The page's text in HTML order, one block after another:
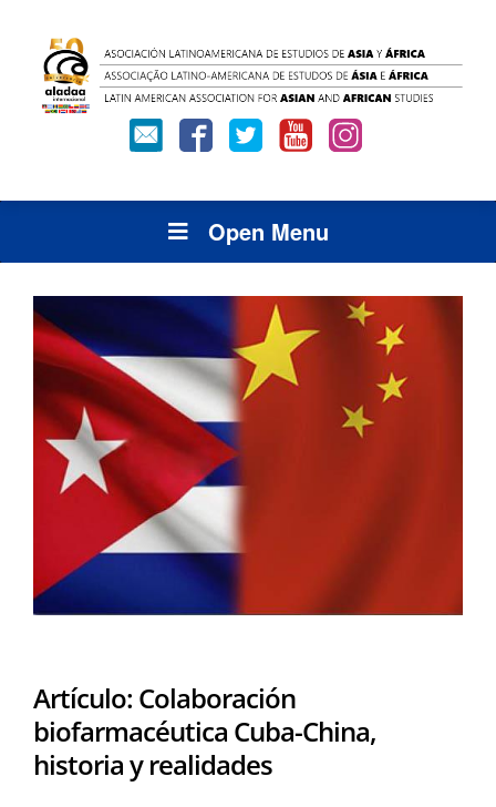
Open Menu
Artículo: Colaboración
biofarmacéutica Cuba-China,
historia y realidades